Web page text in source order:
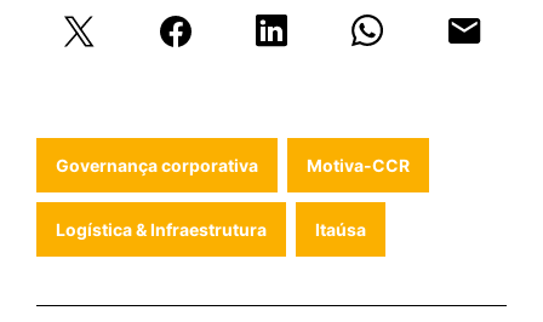
Governança corporativa Motiva-CCR
Logística & Infraestrutura Itaúsa